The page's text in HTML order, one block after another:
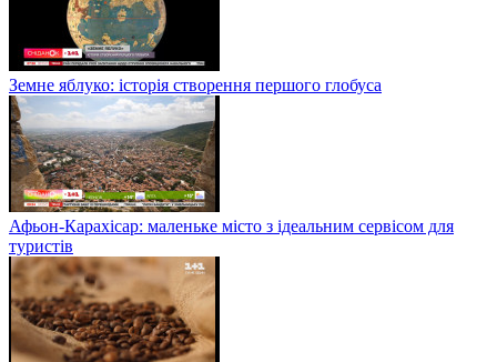
Земне яблуко: історія створення першого глобуса
Афьон-Карахісар: маленьке місто з ідеальним сервісом для
туристів